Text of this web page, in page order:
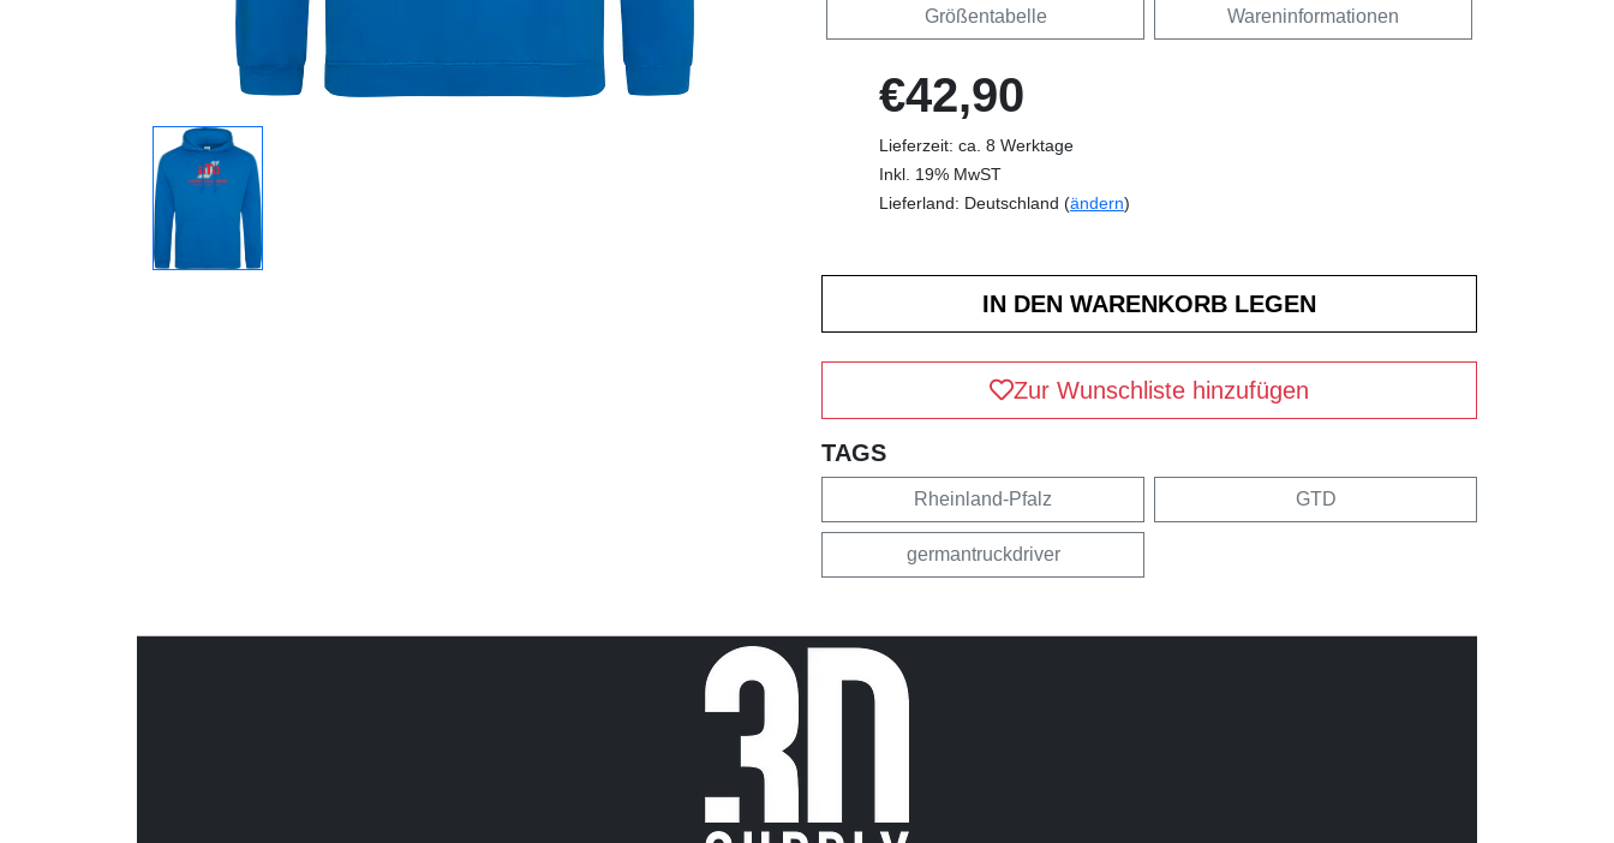
Größentabelle Wareninformationen
€42,90
Lieferzeit: ca. 8 Werktage
Inkl. 19% MwST
Lieferland: Deutschland (ändern)
Zur Wunschliste hinzufügen
TAGS
Rheinland-Pfalz GTD
germantruckdriver